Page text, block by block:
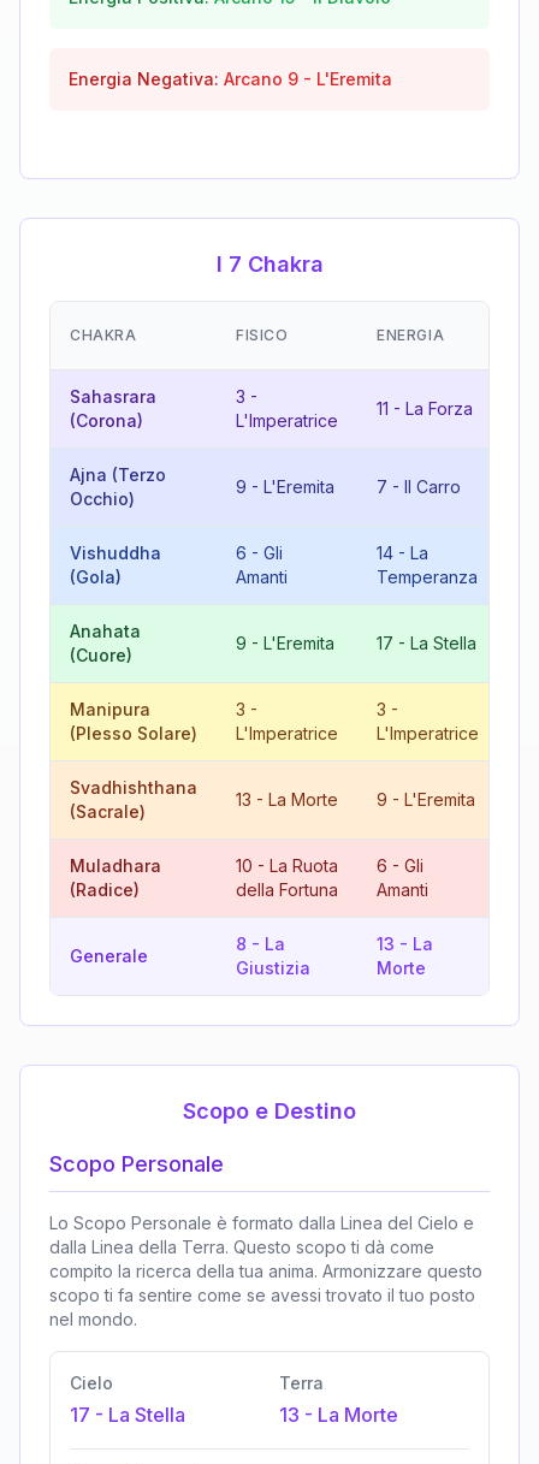
Energia Negativa: Arcano 9 - L'Eremita
I 7 Chakra
CHAKRA FISICO ENERGIA
Sahasrara
(Corona)
3 -
L'Imperatrice
11 - La Forza
Ajna (Terzo
Occhio)
9 - L'Eremita 7 - Il Carro
Vishuddha
(Gola)
6 - Gli
Amanti
14 - La
Temperanza
Anahata
(Cuore)
9 - L'Eremita 17 - La Stella
Manipura
(Plesso Solare)
3 -
L'Imperatrice
3 -
L'Imperatrice
Svadhishthana
(Sacrale)
13 - La Morte 9 - L'Eremita
Muladhara
(Radice)
10 - La Ruota
della Fortuna
6 - Gli
Amanti
Generale
8 - La
Giustizia
13 - La
Morte
Scopo e Destino
Scopo Personale
Lo Scopo Personale è formato dalla Linea del Cielo e
dalla Linea della Terra. Questo scopo ti dà come
compito la ricerca della tua anima. Armonizzare questo
scopo ti fa sentire come se avessi trovato il tuo posto
nel mondo.
Cielo
17 - La Stella
Terra
13 - La Morte